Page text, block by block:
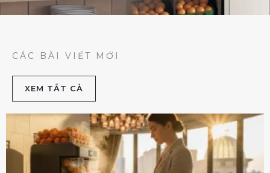
CÁC BÀI VIẾT MỚI
XEM TẮT CẢ